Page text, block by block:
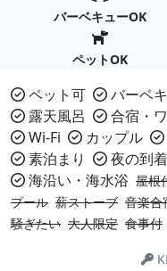
バーベキューOK
ペットOK
ペット可 バーベ
露天風呂
合宿・
Wi-Fi
カップル
素泊まり
夜の到
海沿い・海水浴 屋根
プール 薪ストーブ 音楽合
騒ぎたい 大人限定 食事付